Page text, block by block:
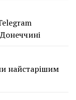
найстарішим